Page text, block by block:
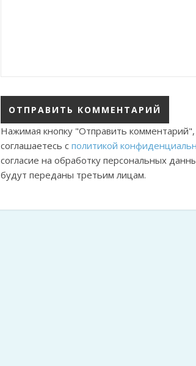
Нажимая кнопку "Отправить
соглашаетесь с политикой
согласие на обработку персональных
будут переданы третьим лицам.